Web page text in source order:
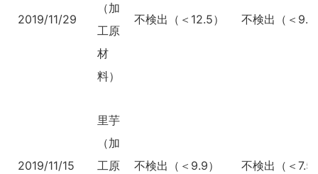
2019/11/29
（加
工原
材
料）
不検出（＜12.5） 不検出（＜9.3
2019/11/15
里芋
（加
工原
不検出（＜9.9） 不検出（＜7.5